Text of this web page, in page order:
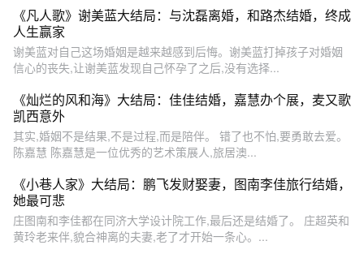
《凡人歌》谢美蓝大结局：与沈磊离婚，和路杰结婚，终成
人生赢家
谢美蓝对自己这场婚姻是越来越感到后悔。谢美蓝打掉孩子对婚姻
信心的丧失,让谢美蓝发现自己怀孕了之后,没有选择...
《灿烂的风和海》大结局：佳佳结婚，嘉慧办个展，麦又歌
凯西意外
其实,婚姻不是结果,不是过程,而是陪伴。 错了也不怕,要勇敢去爱。
陈嘉慧 陈嘉慧是一位优秀的艺术策展人,旅居澳...
《小巷人家》大结局：鹏飞发财娶妻，图南李佳旅行结婚，
她最可悲
庄图南和李佳都在同济大学设计院工作,最后还是结婚了。 庄超英和
黄玲老来伴,貌合神离的夫妻,老了才开始一条心。...